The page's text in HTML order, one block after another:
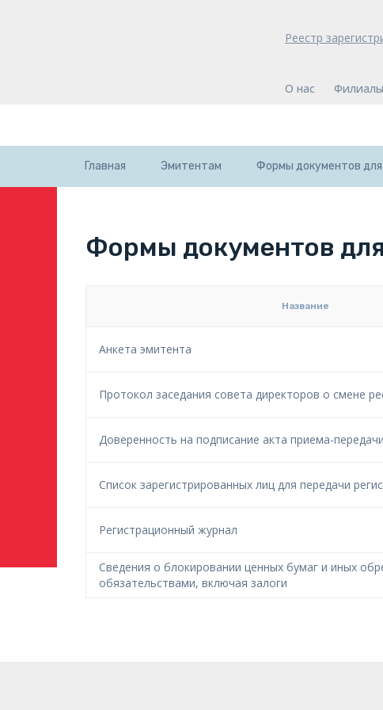
Реестр
О нас Филиалы
Главная Эмитентам Формы документов
Формы документов
Название
Анкета эмитента
Протокол заседания совета директоров о смене
Доверенность на подписание акта приема-
Список зарегистрированных лиц для передачи
Регистрационный журнал
Сведения о блокировании ценных бумаг и иных
обязательствами, включая залоги